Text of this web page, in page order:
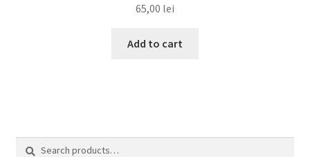
65,00 lei
Add to cart
Search
Search